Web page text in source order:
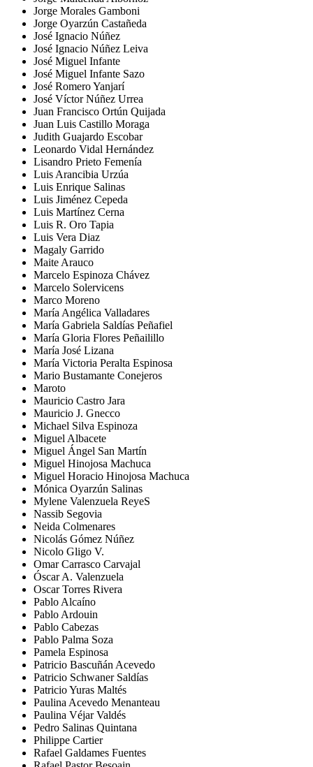
Jorge Morales Gamboni
Jorge Oyarzún Castañeda
José Ignacio Núñez
José Ignacio Núñez Leiva
José Miguel Infante
José Miguel Infante Sazo
José Romero Yanjarí
José Víctor Núñez Urrea
Juan Francisco Ortún Quijada
Juan Luis Castillo Moraga
Judith Guajardo Escobar
Leonardo Vidal Hernández
Lisandro Prieto Femenía
Luis Arancibia Urzúa
Luis Enrique Salinas
Luis Jiménez Cepeda
Luis Martínez Cerna
Luis R. Oro Tapia
Luis Vera Diaz
Magaly Garrido
Maite Arauco
Marcelo Espinoza Chávez
Marcelo Solervicens
Marco Moreno
María Angélica Valladares
María Gabriela Saldías Peñafiel
María Gloria Flores Peñailillo
María José Lizana
María Victoria Peralta Espinosa
Mario Bustamante Conejeros
Maroto
Mauricio Castro Jara
Mauricio J. Gnecco
Michael Silva Espinoza
Miguel Albacete
Miguel Ángel San Martín
Miguel Hinojosa Machuca
Miguel Horacio Hinojosa Machuca
Mónica Oyarzún Salinas
Mylene Valenzuela ReyeS
Nassib Segovia
Neida Colmenares
Nicolás Gómez Núñez
Nicolo Gligo V.
Omar Carrasco Carvajal
Óscar A. Valenzuela
Oscar Torres Rivera
Pablo Alcaíno
Pablo Ardouin
Pablo Cabezas
Pablo Palma Soza
Pamela Espinosa
Patricio Bascuñán Acevedo
Patricio Schwaner Saldías
Patricio Yuras Maltés
Paulina Acevedo Menanteau
Paulina Véjar Valdés
Pedro Salinas Quintana
Philippe Cartier
Rafael Galdames Fuentes